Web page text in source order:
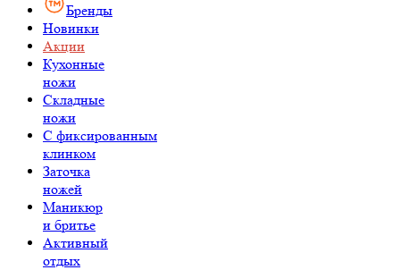
Бренды
Новинки
Акции
Кухонные
ножи
Складные
ножи
C фиксированным
клинком
Заточка
ножей
Маникюр
и бритье
Активный
отдых